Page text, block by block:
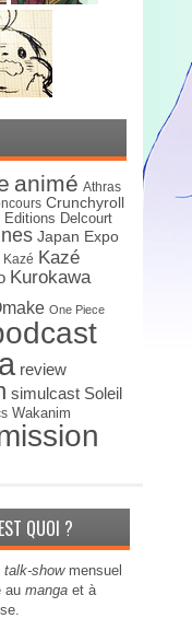
animé Athras
Crunchyroll
Editions Delcourt
Japan Expo
Kazé Kazé
Kurokawa
One Piece
review
simulcast Soleil
Wakanim
QUOI ?
talk-showmensuel
au manga et à